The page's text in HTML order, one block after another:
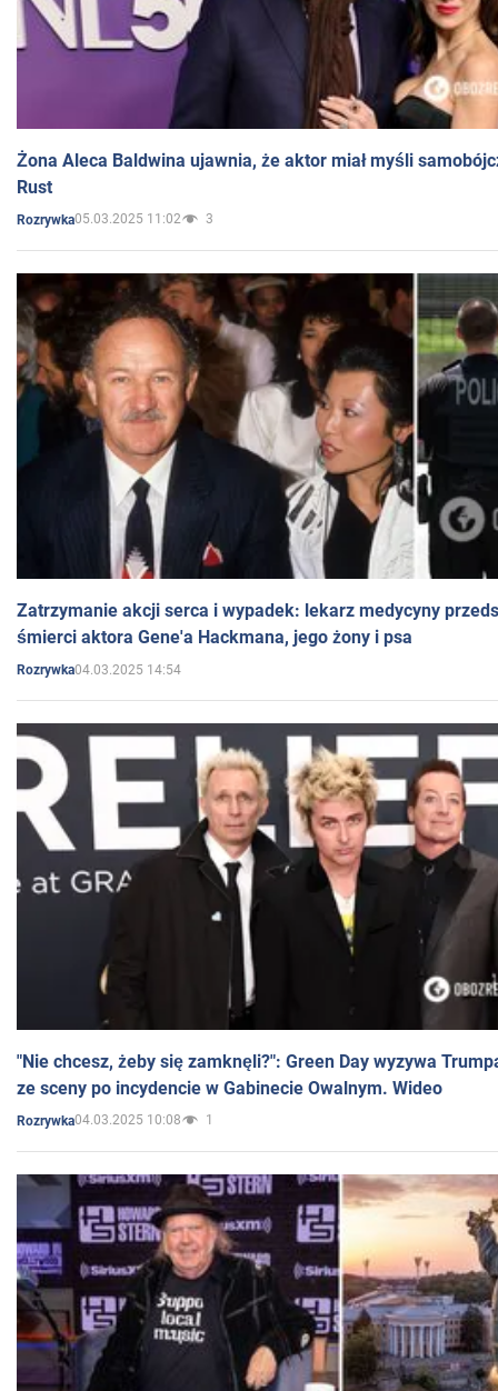
Żona Aleca Baldwina ujawnia, że aktor miał myśli
Rust
Rozrywka05.03.2025 11:02 3
Zatrzymanie akcji serca i wypadek: lekarz medycyny
śmierci aktora Gene'a Hackmana, jego żony i psa
Rozrywka04.03.2025 14:54
"Nie chcesz, żeby się zamknęli?": Green Day wyzywa
ze sceny po incydencie w Gabinecie Owalnym. Wideo
Rozrywka04.03.2025 10:08 1